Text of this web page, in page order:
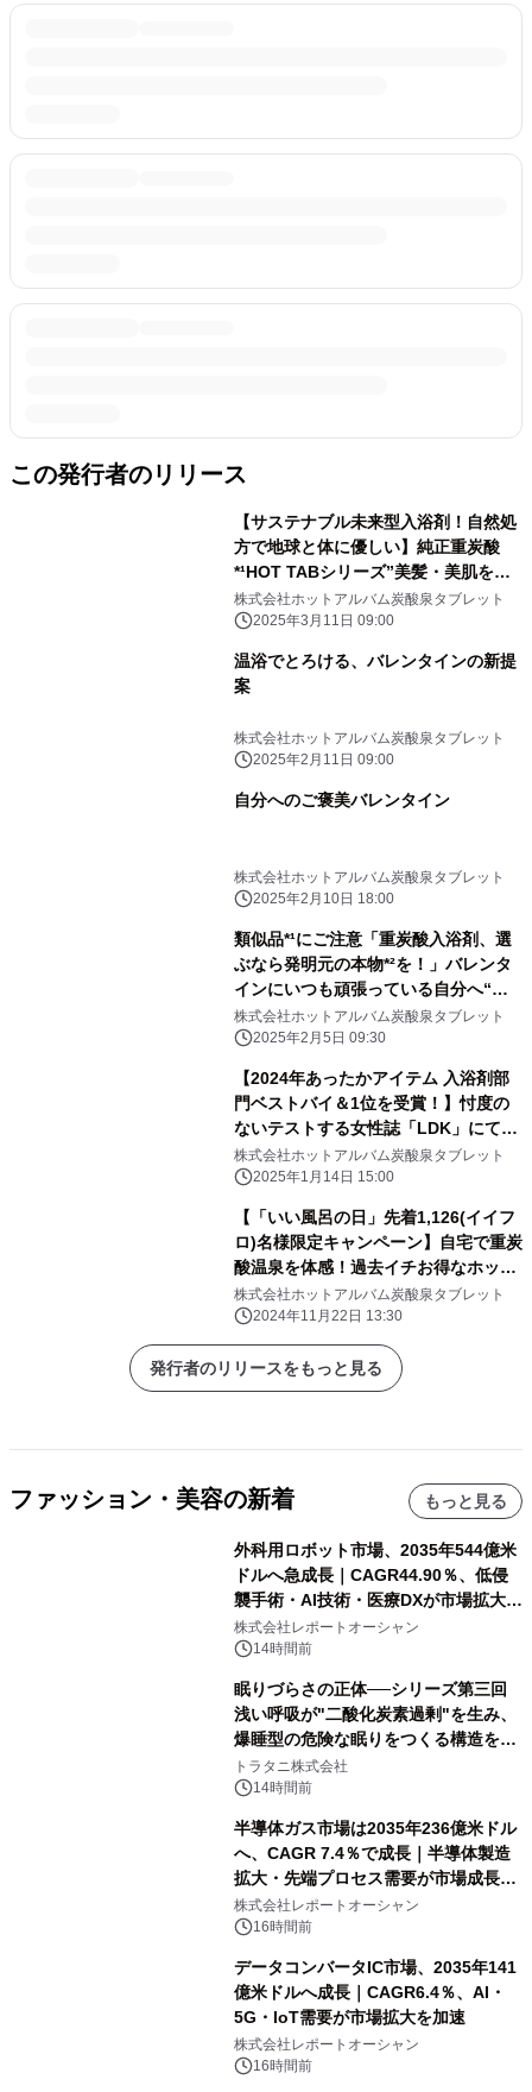
この発行者のリリース
【サステナブル未来型入浴剤！自然処
方で地球と体に優しい】純正重炭酸
*¹HOT TABシリーズ”美髪・美肌を育
むShower&Spa”『HOT TAB Natural
ZEN』90錠新発売
株式会社ホットアルバム炭酸泉タブレット
2025年3月11日 09:00
温浴でとろける、バレンタインの新提
案
株式会社ホットアルバム炭酸泉タブレット
2025年2月11日 09:00
自分へのご褒美バレンタイン
株式会社ホットアルバム炭酸泉タブレット
2025年2月10日 18:00
類似品*¹にご注意「重炭酸入浴剤、選
ぶなら発明元の本物*²を！」バレンタ
インにいつも頑張っている自分へ“本
物”のご褒美ギフト
株式会社ホットアルバム炭酸泉タブレット
2025年2月5日 09:30
【2024年あったかアイテム 入浴剤部
門ベストバイ＆1位を受賞！】忖度の
ないテストする女性誌「LDK」にて
『HOT TAB Natural ZEN』が見事受
賞
株式会社ホットアルバム炭酸泉タブレット
2025年1月14日 15:00
【「いい風呂の日」先着1,126(イイフ
ロ)名様限定キャンペーン】自宅で重炭
酸温泉を体感！過去イチお得なホット
タブ”特別定期便”をお届け！！
株式会社ホットアルバム炭酸泉タブレット
2024年11月22日 13:30
発行者のリリースをもっと見る
ファッション・美容の新着 もっと見る
外科用ロボット市場、2035年544億米
ドルへ急成長｜CAGR44.90％、低侵
襲手術・AI技術・医療DXが市場拡大を
牽引
株式会社レポートオーシャン
14時間前
眠りづらさの正体──シリーズ第三回
浅い呼吸が"二酸化炭素過剰"を生み、
爆睡型の危険な眠りをつくる構造を解
説
トラタニ株式会社
14時間前
半導体ガス市場は2035年236億米ドル
へ、CAGR 7.4％で成長｜半導体製造
拡大・先端プロセス需要が市場成長を
加速
株式会社レポートオーシャン
16時間前
データコンバータIC市場、2035年141
億米ドルへ成長｜CAGR6.4％、AI・
5G・IoT需要が市場拡大を加速
株式会社レポートオーシャン
16時間前